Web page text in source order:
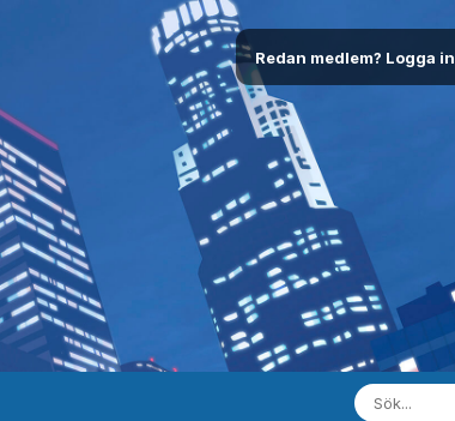
Redan medlem? Logga in